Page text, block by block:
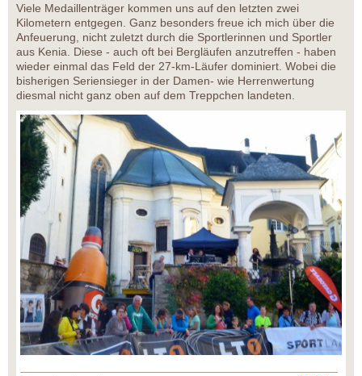
Viele Medaillenträger kommen uns auf den letzten zwei
Kilometern entgegen. Ganz besonders freue ich mich über die
Anfeuerung, nicht zuletzt durch die Sportlerinnen und Sportler
aus Kenia. Diese - auch oft bei Bergläufen anzutreffen - haben
wieder einmal das Feld der 27-km-Läufer dominiert. Wobei die
bisherigen Seriensieger in der Damen- wie Herrenwertung
diesmal nicht ganz oben auf dem Treppchen landeten.